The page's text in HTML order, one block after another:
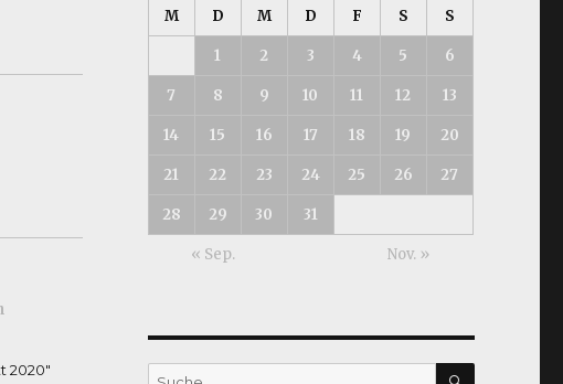
2020"
M D M D F S S
1 2 3 4 5 6
7 8 9 10 11 12 13
14 15 16 17 18 19 20
21 22 23 24 25 26 27
28 29 30 31
« Sep. Nov. »
Suche
SUCHEN